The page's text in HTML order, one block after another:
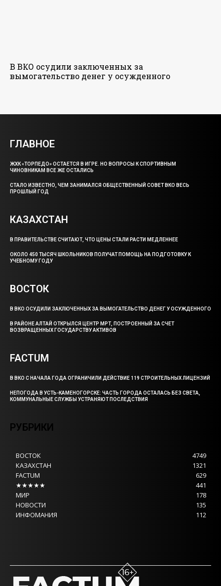
В ВКО осудили заключенных за
вымогательство денег у осужденного
ГЛАВНОЕ
ЖХК «ТОРПЕДО» ОСТАЕТСЯ В ИГРЕ. НО ВОПРОСЫ К СПОРТИВНЫМ
ЧИНОВНИКАМ ВСЕ ЖЕ ОСТАЛИСЬ
СТАЛО ИЗВЕСТНО, ЧЕМ ЗАНИМАЛСЯ ОБЩЕСТВЕННЫЙ СОВЕТ ВКО ВЕСЬ
ПРОШЛЫЙ ГОД
КАЗАХСТАН
В ПРАВИТЕЛЬСТВЕ СЧИТАЮТ, ЧТО ЦЕНЫ СТАЛИ РАСТИ МЕДЛЕННЕЕ
ОКОЛО 450 ТЫСЯЧ ШКОЛЬНИКОВ ПОЛУЧАТ ПОМОЩЬ НА ПОДГОТОВКУ К
УЧЕБНОМУ ГОДУ
ВОСТОК
В ВКО ОСУДИЛИ ЗАКЛЮЧЕННЫХ ЗА ВЫМОГАТЕЛЬСТВО ДЕНЕГ У ОСУЖДЕННОГО
В РАЙОНЕ АЛТАЙ ОТКРЫЛСЯ ЦЕНТР МРТ, ПОСТРОЕННЫЙ ЗА СЧЕТ
ВОЗВРАЩЕННЫХ ГОСУДАРСТВУ АКТИВОВ
FACTUM
В ВКО С НАЧАЛА ГОДА ОГРАНИЧИЛИ ДЕЙСТВИЕ 119 СТРОИТЕЛЬНЫХ ЛИЦЕНЗИЙ
НЕПОГОДА В УСТЬ-КАМЕНОГОРСКЕ: ЧАСТЬ ГОРОДА ОСТАЛАСЬ БЕЗ СВЕТА,
КОММУНАЛЬНЫЕ СЛУЖБЫ УСТРАНЯЮТ ПОСЛЕДСТВИЯ
РУБРИКИ
ВОСТОК
4749
КАЗАХСТАН
1321
FACTUM
629
★★★★★
441
МИР
178
НОВОСТИ
135
ИНФОМАНИЯ
112